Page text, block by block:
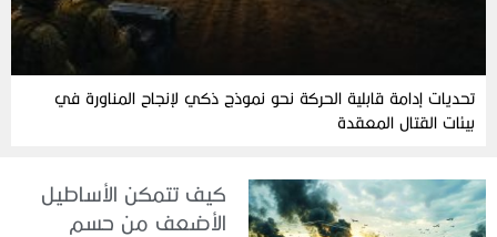
تحديات إدامة قابلية الحركة نحو نموذج ذكي لإنجاح المناورة في
بيئات القتال المعقدة
كيف تتمكن الأساطيل
الأضعف من حسم